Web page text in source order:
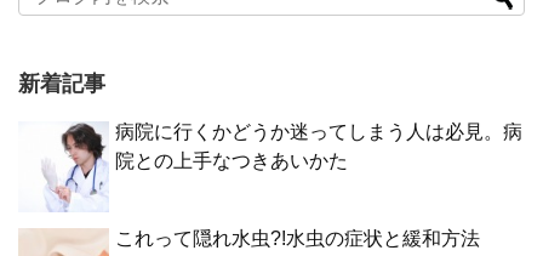
新着記事
病院に行くかどうか迷ってしまう人は必見。病
院との上手なつきあいかた
これって隠れ水虫?!水虫の症状と緩和方法